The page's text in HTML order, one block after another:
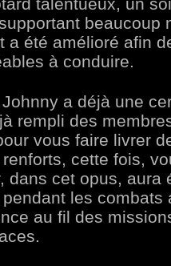
beaucoup
a été amélioré afin
à conduire.
a déjà une
rempli des
vous faire livrer
cette fois,
dans cet opus, aura
les combats
au fil des